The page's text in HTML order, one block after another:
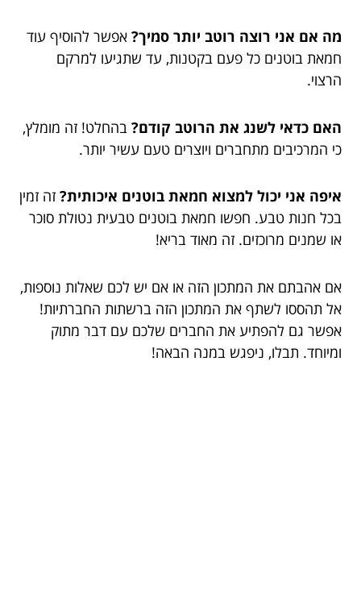
מה אם אני רוצה רוטב יותר סמיך? אפשר להוסיף עוד
חמאת בוטנים כל פעם בקטנות, עד שתגיעו למרקם
הרצוי.
האם כדאי לשנג את הרוטב קודם? בהחלט! זה מומלץ,
כי המרכיבים מתחברים ויוצרים טעם עשיר יותר.
איפה אני יכול למצוא חמאת בוטנים איכותית? זה זמין
בכל חנות טבע. חפשו חמאת בוטנים טבעית נטולת סוכר
או שמנים מרוכזים. זה מאוד בריא!
אם אהבתם את המתכון הזה או אם יש לכם שאלות נוספות,
אל תהססו לשתף את המתכון הזה ברשתות החברתיות!
אפשר גם להפתיע את החברים שלכם עם דבר מתוק
ומיוחד. תבלו, ניפגש במנה הבאה!